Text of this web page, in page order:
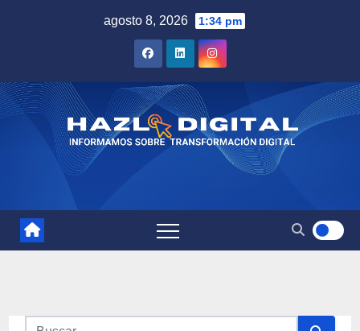
agosto 8, 2026 1:34 pm